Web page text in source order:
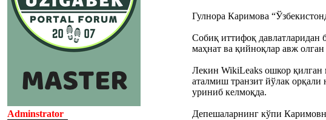
Adminstrator
Гулнора Каримова
Собиқ иттифоқ давлатларидан
маҳнат ва қийноқлар авж
Лекин WikiLeaks ошкор
аталмиш транзит йўлак
уриниб келмоқда.
Депешаларнинг кўпи